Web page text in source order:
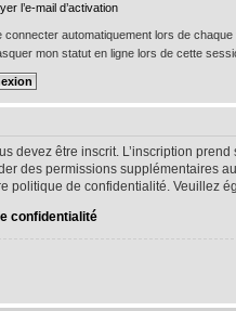
l’e-mail d’activation
connecter automatiquement lors de chaque
mon statut en ligne lors de cette
devez être inscrit. L’inscription
des permissions supplémentaires
politique de confidentialité. Veuillez
confidentialité